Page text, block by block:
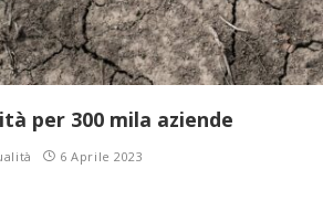
per 300 mila aziende
6 Aprile 2023